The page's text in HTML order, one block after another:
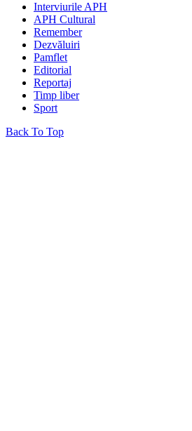
Interviurile APH
APH Cultural
Remember
Dezvăluiri
Pamflet
Editorial
Reportaj
Timp liber
Sport
Back To Top